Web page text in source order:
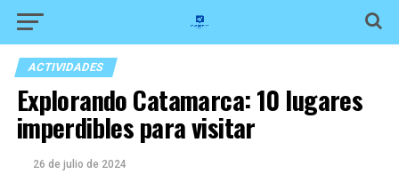
ACTIVIDADES
Explorando Catamarca: 10 lugares
imperdibles para visitar
26 de julio de 2024